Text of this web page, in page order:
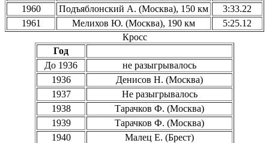
1960
Подъяблонский А. (Москва), 150 км
3:33.22
1961
Мелихов Ю. (Москва), 190 км
5:25.12
Кросс
Год
До 1936
не разыгрывалось
1936
Денисов Н. (Москва)
1937
Не разыгрывалось
1938
Тарачков Ф. (Москва)
1939
Тарачков Ф. (Москва)
1940
Малец Е. (Брест)